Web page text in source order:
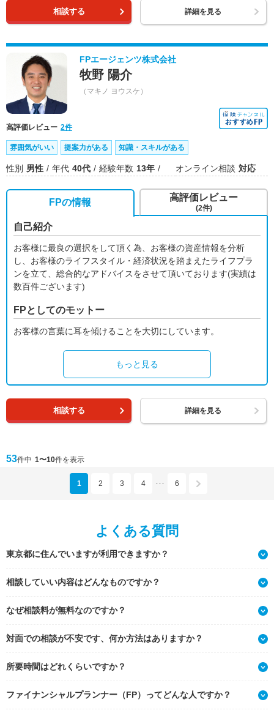
相談する 詳細を見る
FPエージェンツ株式会社
牧野 陽介
（マキノ ヨウスケ）
高評価レビュー 2件
雰囲気がいい 提案力がある 知識・スキルがある
性別 男性 年代 40代 経験年数 13年 オンライン相談 対応
FPの情報
自己紹介
お客様に最良の選択をして頂く為、お客様の資産情報を分析
し、お客様のライフスタイル・経済状況を踏まえたライフプラ
ンを立て、総合的なアドバイスをさせて頂いております(実績は
数百件ございます)
FPとしてのモットー
お客様の言葉に耳を傾けることを大切にしています。
もっと見る
高評価レビュー
(2件)
相談する 詳細を見る
53件中 1〜10件を表示
1 2 3 4 ･･･ 6
よくある質問
東京都に住んでいますが利用できますか？
相談していい内容はどんなものですか？
なぜ相談料が無料なのですか？
対面での相談が不安です、何か方法はありますか？
所要時間はどれくらいですか？
ファイナンシャルプランナー（FP）ってどんな人ですか？